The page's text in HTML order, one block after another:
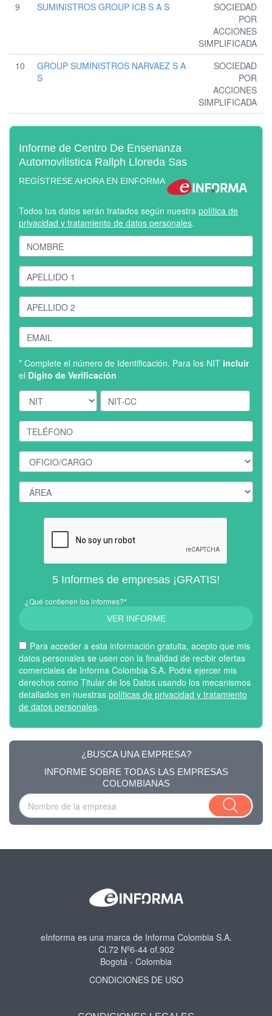
9
SUMINISTROS GROUP ICB S A S
SOCIEDAD
POR
ACCIONES
SIMPLIFICADA
10
GROUP SUMINISTROS NARVAEZ S A
S
SOCIEDAD
POR
ACCIONES
SIMPLIFICADA
Informe de Centro De Ensenanza
Automovilistica Rallph Lloreda Sas
REGÍSTRESE AHORA EN EINFORMA
Todos tus datos serán tratados según nuestra política de
privacidad y tratamiento de datos personales.
* Complete el número de Identificación. Para los NIT incluir
el Dígito de Verificación
5 Informes de empresas ¡GRATIS!
¿Qué contienen los informes?*
VER INFORME
Para acceder a esta información gratuita, acepto que mis
datos personales se usen con la finalidad de recibir ofertas
comerciales de Informa Colombia S.A. Podré ejercer mis
derechos como Titular de los Datos usando los mecanismos
detallados en nuestras políticas de privacidad y tratamiento
de datos personales.
¿BUSCA UNA EMPRESA?
INFORME SOBRE TODAS LAS EMPRESAS
COLOMBIANAS
eInforma es una marca de Informa Colombia S.A.
Cl.72 Nº6-44 of.902
Bogotá - Colombia
CONDICIONES DE USO